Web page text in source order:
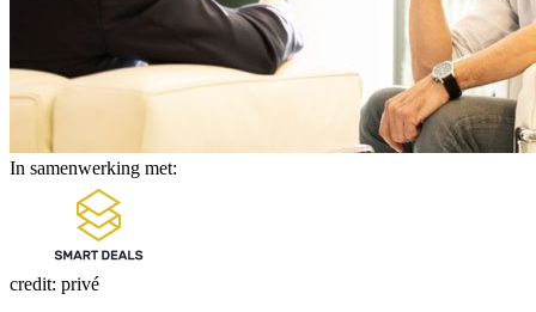
In samenwerking met:
credit: privé